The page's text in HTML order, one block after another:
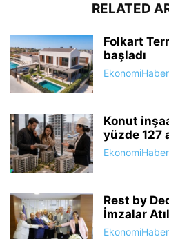
RELATED
Folkart
başladı
Konut
yüzde 127
Rest by
İmzalar